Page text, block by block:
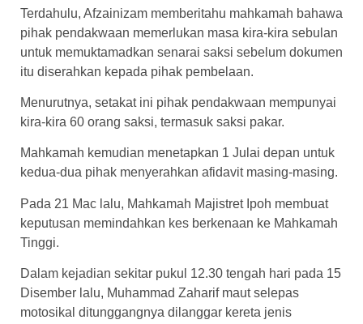
Terdahulu, Afzainizam memberitahu mahkamah bahawa
pihak pendakwaan memerlukan masa kira-kira sebulan
untuk memuktamadkan senarai saksi sebelum dokumen
itu diserahkan kepada pihak pembelaan.
Menurutnya, setakat ini pihak pendakwaan mempunyai
kira-kira 60 orang saksi, termasuk saksi pakar.
Mahkamah kemudian menetapkan 1 Julai depan untuk
kedua-dua pihak menyerahkan afidavit masing-masing.
Pada 21 Mac lalu, Mahkamah Majistret Ipoh membuat
keputusan memindahkan kes berkenaan ke Mahkamah
Tinggi.
Dalam kejadian sekitar pukul 12.30 tengah hari pada 15
Disember lalu, Muhammad Zaharif maut selepas
motosikal ditunggangnya dilanggar kereta jenis